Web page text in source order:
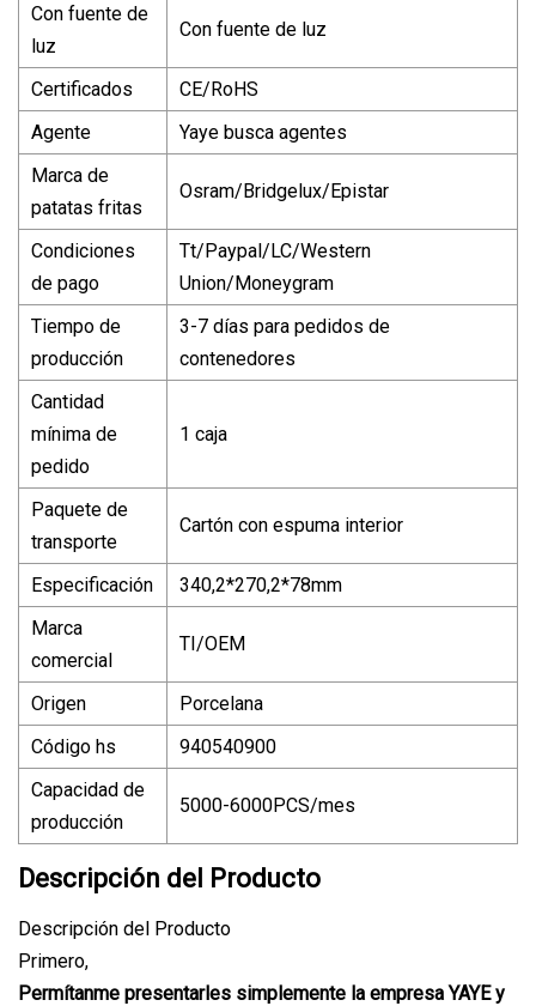
Con fuente de
luz
Con fuente de luz
Certificados
CE/RoHS
Agente
Yaye busca agentes
Marca de
patatas fritas
Osram/Bridgelux/Epistar
Condiciones
de pago
Tt/Paypal/LC/Western
Union/Moneygram
Tiempo de
producción
3-7 días para pedidos de
contenedores
Cantidad
mínima de
pedido
1 caja
Paquete de
transporte
Cartón con espuma interior
Especificación
340,2*270,2*78mm
Marca
comercial
TI/OEM
Origen
Porcelana
Código hs
940540900
Capacidad de
producción
5000-6000PCS/mes
Descripción del Producto
Descripción del Producto
Primero,
Permítanme presentarles simplemente la empresa YAYE y